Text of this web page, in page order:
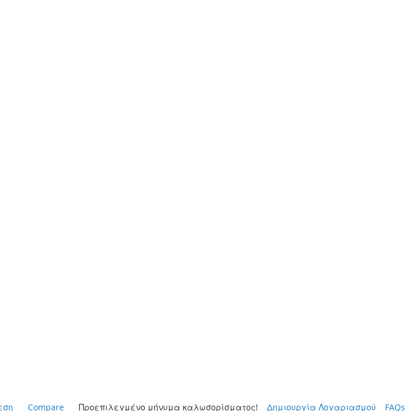
Compare Προεπιλεγμένο μήνυμα καλωσορίσματος! Δημιουργία Λογαριασμού FAQs